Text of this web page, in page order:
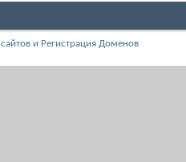
и Регистрация Доменов